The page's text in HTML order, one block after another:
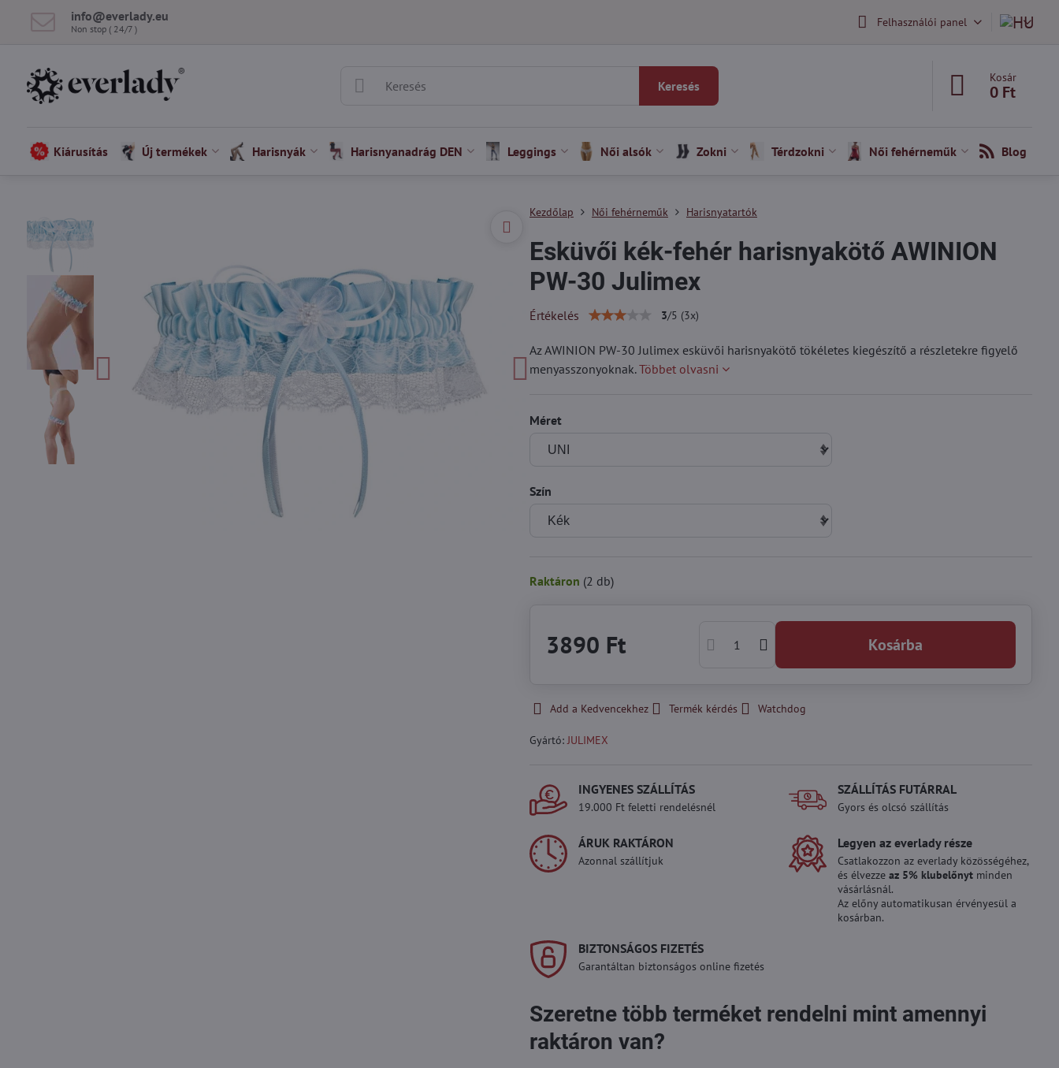
info​@everlady​.eu
Non stop ( 24/7 ) Felhasználói panel
Keresés
Kosár
0 Ft
Kiárusítás Új termékek Harisnyák Harisnyanadrág DEN Leggings Női alsók Zokni Térdzokni Női fehérneműk Blog
Kezdőlap Női fehérneműk Harisnyatartók
Esküvői kék-fehér harisnyakötő AWINION
PW-30 Julimex
Értékelés 3/5 (3x)
Az AWINION PW-30 Julimex esküvői harisnyakötő tökéletes kiegészítő a részletekre figyelő
menyasszonyoknak.Többet olvasni
Méret
Szín
Raktáron (2 db)
3890 Ft Kosárba
Add a Kedvencekhez Termék kérdés Watchdog
Gyártó:JULIMEX
INGYENES SZÁLLÍTÁS
19.000 Ft feletti rendelésnél
SZÁLLÍTÁS FUTÁRRAL
Gyors és olcsó szállítás
ÁRUK RAKTÁRON
Azonnal szállítjuk
Legyen az everlady része
Csatlakozzon az everlady közösségéhez,
és élvezzeaz 5% klubelőnyt minden
vásárlásnál.
Az előny automatikusan érvényesül a
kosárban.
BIZTONSÁGOS FIZETÉS
Garantáltan biztonságos online fizetés
Szeretne több terméket rendelni mint amennyi
raktáron van?